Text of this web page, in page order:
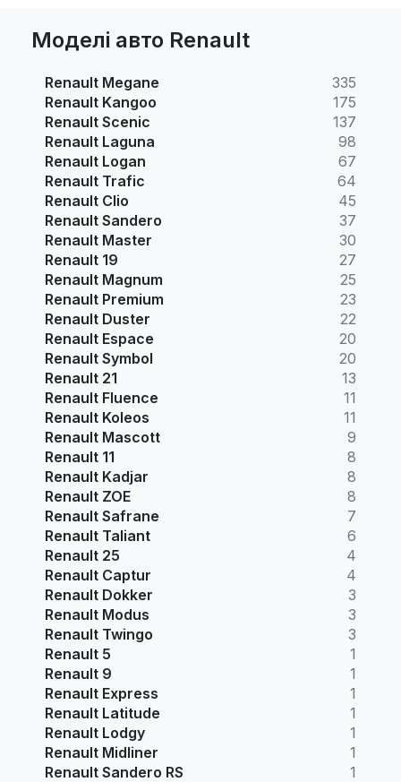
Моделі авто Renault
Renault Megane
335
Renault Kangoo
175
Renault Scenic
137
Renault Laguna
98
Renault Logan
67
Renault Trafic
64
Renault Clio
45
Renault Sandero
37
Renault Master
30
Renault 19
27
Renault Magnum
25
Renault Premium
23
Renault Duster
22
Renault Espace
20
Renault Symbol
20
Renault 21
13
Renault Fluence
11
Renault Koleos
11
Renault Mascott
9
Renault 11
8
Renault Kadjar
8
Renault ZOE
8
Renault Safrane
7
Renault Taliant
6
Renault 25
4
Renault Captur
4
Renault Dokker
3
Renault Modus
3
Renault Twingo
3
Renault 5
1
Renault 9
1
Renault Express
1
Renault Latitude
1
Renault Lodgy
1
Renault Midliner
1
Renault Sandero RS
1